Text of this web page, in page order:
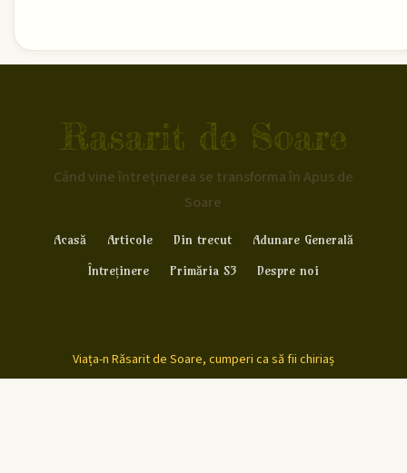
Rasarit de Soare
Când vine întreținerea se transforma în Apus de
Soare
Acasă Articole Din trecut
Adunare Generală
Întreținere
Primăria S3 Despre noi
Viața-n Răsarit de Soare, cumperi ca să fii chiriaș